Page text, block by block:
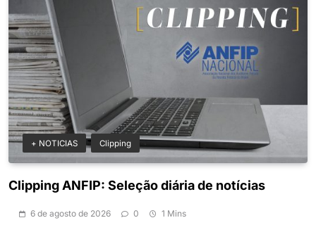
+ NOTICIAS Clipping
Clipping ANFIP: Seleção diária de notícias
6 de agosto de 2026 0 1 Mins